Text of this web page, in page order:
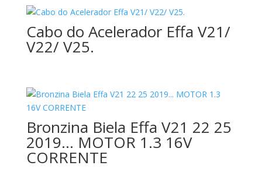
Cabo do Acelerador Effa V21/
V22/ V25.
Bronzina Biela Effa V21 22 25
2019… MOTOR 1.3 16V
CORRENTE